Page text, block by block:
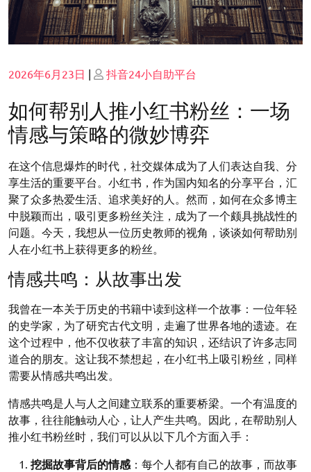
Posted
2026年6月23日 | Posted
抖音24小自助平台
如何帮别人推小红书粉丝：一场
情感与策略的微妙博弈
在这个信息爆炸的时代，社交媒体成为了人们表达自我、分
享生活的重要平台。小红书，作为国内知名的分享平台，汇
聚了众多热爱生活、追求美好的人。然而，如何在众多博主
中脱颖而出，吸引更多粉丝关注，成为了一个颇具挑战性的
问题。今天，我想从一位历史教师的视角，谈谈如何帮助别
人在小红书上获得更多的粉丝。
情感共鸣：从故事出发
我曾在一本关于历史的书籍中读到这样一个故事：一位年轻
的史学家，为了研究古代文明，走遍了世界各地的遗迹。在
这个过程中，他不仅收获了丰富的知识，还结识了许多志同
道合的朋友。这让我不禁想起，在小红书上吸引粉丝，同样
需要从情感共鸣出发。
情感共鸣是人与人之间建立联系的重要桥梁。一个有温度的
故事，往往能触动人心，让人产生共鸣。因此，在帮助别人
推小红书粉丝时，我们可以从以下几个方面入手：
挖掘故事背后的情感 ：每个人都有自己的故事，而故事